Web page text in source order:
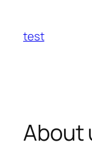
test
About